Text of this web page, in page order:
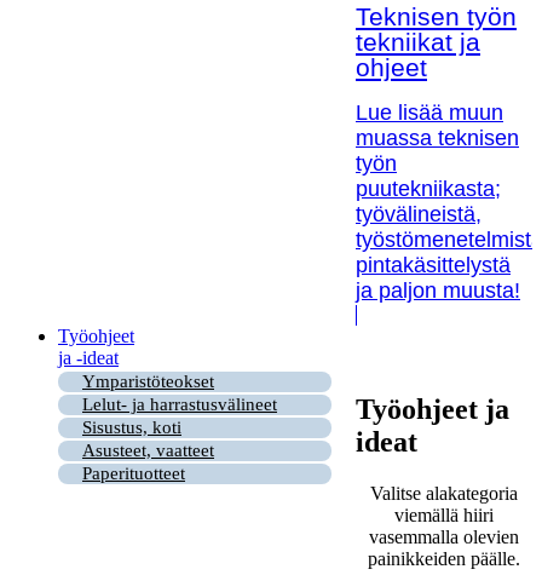
Teknisen työn
tekniikat ja
ohjeet
Lue lisää muun
muassa teknisen
työn
puutekniikasta;
työvälineistä,
pintakäsittelystä
ja paljon muusta!
Työohjeet
ja -ideat
Ymparistöteokset
Lelut- ja harrastusvälineet
Sisustus, koti
Asusteet, vaatteet
Paperituotteet
Työohjeet ja
ideat
Valitse alakategoria
viemällä hiiri
vasemmalla olevien
painikkeiden päälle.